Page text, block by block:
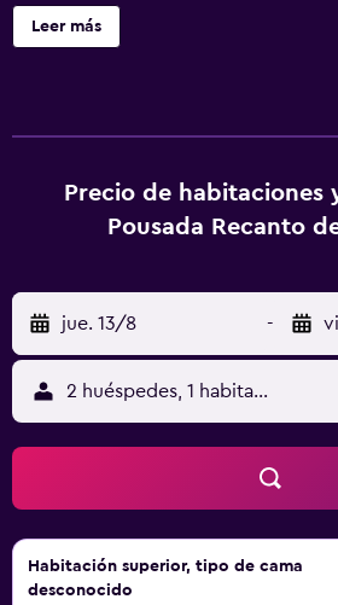
personal gratuitos y el secador de
Leer más
Precio de habitaciones
Pousada Recanto
jue. 13/8 -
2 huéspedes, 1 habitación
Habitación superior, tipo de cama
desconocido